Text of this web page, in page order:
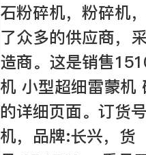
石粉碎机，粉碎机
了众多的供应商，
造商。这是销售
机 小型超细雷蒙机
的详细页面。订货
机，品牌:长兴，货